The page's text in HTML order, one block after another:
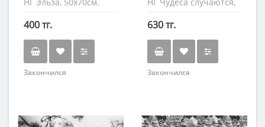
400 тг.
Закончился
630 тг.
Закончился